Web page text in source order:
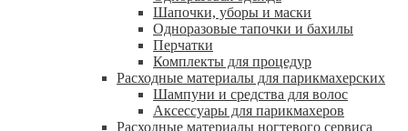
Шапочки, уборы и маски
Одноразовые тапочки и бахилы
Перчатки
Комплекты для процедур
Расходные материалы для парикмахерских
Шампуни и средства для волос
Аксессуары для парикмахеров
Расходные материалы ногтевого сервиса